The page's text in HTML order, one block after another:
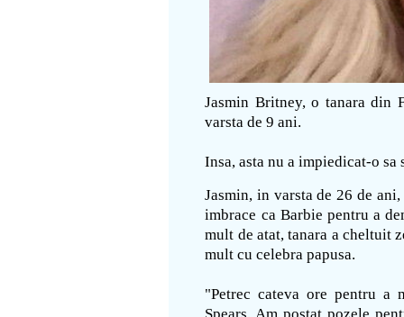
Jasmin Britney, o tanara din
varsta de 9 ani.
Insa, asta nu a impiedicat-o
Jasmin, in varsta de 26 de
imbrace ca Barbie pentru a
mult de atat, tanara a cheltuit
mult cu celebra papusa.
"Petrec cateva ore pentru a